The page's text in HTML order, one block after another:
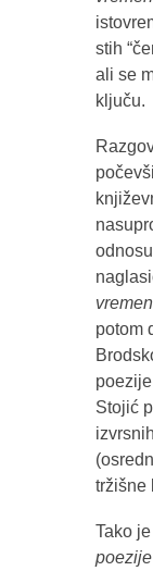
stih
ali se
ključu.
potom
Stojić
tržišne
Tako
poezije